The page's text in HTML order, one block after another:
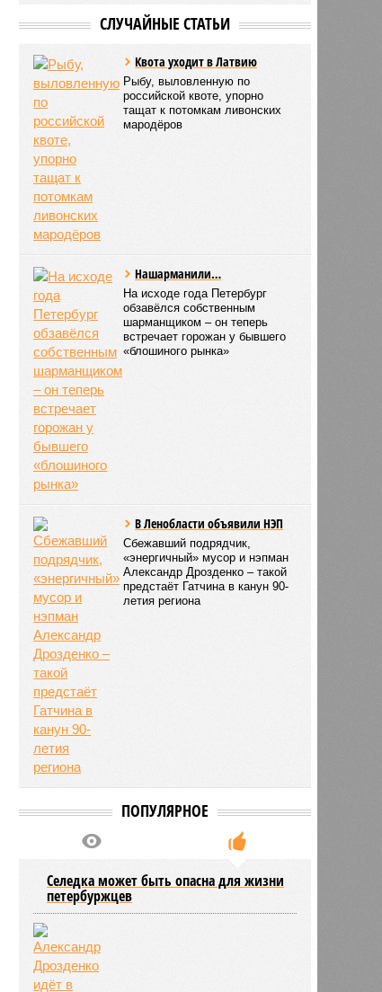
СЛУЧАЙНЫЕ СТАТЬИ
Квота уходит в Латвию
Рыбу, выловленную по
российской квоте, упорно
тащат к потомкам ливонских
мародёров
Нашарманили…
На исходе года Петербург
обзавёлся собственным
шарманщиком – он теперь
встречает горожан у бывшего
«блошиного рынка»
В Ленобласти объявили НЭП
Сбежавший подрядчик,
«энергичный» мусор и нэпман
Александр Дрозденко – такой
предстаёт Гатчина в канун 90-
летия региона
ПОПУЛЯРНОЕ
Селедка может быть опасна для жизни
петербуржцев